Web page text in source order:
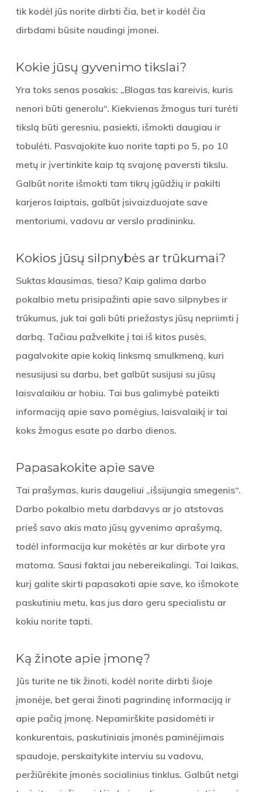
tik kodėl jūs norite dirbti čia, bet ir kodėl čia
dirbdami būsite naudingi įmonei.
Kokie jūsų gyvenimo tikslai?
Yra toks senas posakis: „Blogas tas kareivis, kuris
nenori būti generolu“. Kiekvienas žmogus turi turėti
tikslą būti geresniu, pasiekti, išmokti daugiau ir
tobulėti. Pasvajokite kuo norite tapti po 5, po 10
metų ir įvertinkite kaip tą svajonę paversti tikslu.
Galbūt norite išmokti tam tikrų įgūdžių ir pakilti
karjeros laiptais, galbūt įsivaizduojate save
mentoriumi, vadovu ar verslo pradininku.
Kokios jūsų silpnybės ar trūkumai?
Suktas klausimas, tiesa? Kaip galima darbo
pokalbio metu prisipažinti apie savo silpnybes ir
trūkumus, juk tai gali būti priežastys jūsų nepriimti į
darbą. Tačiau pažvelkite į tai iš kitos pusės,
pagalvokite apie kokią linksmą smulkmeną, kuri
nesusijusi su darbu, bet galbūt susijusi su jūsų
laisvalaikiu ar hobiu. Tai bus galimybė pateikti
informaciją apie savo pomėgius, laisvalaikį ir tai
koks žmogus esate po darbo dienos.
Papasakokite apie save
Tai prašymas, kuris daugeliui „išsijungia smegenis“.
Darbo pokalbio metu darbdavys ar jo atstovas
prieš savo akis mato jūsų gyvenimo aprašymą,
todėl informacija kur mokėtės ar kur dirbote yra
matoma. Sausi faktai jau nebereikalingi. Tai laikas,
kurį galite skirti papasakoti apie save, ko išmokote
paskutiniu metu, kas jus daro geru specialistu ar
kokiu norite tapti.
Ką žinote apie įmonę?
Jūs turite ne tik žinoti, kodėl norite dirbti šioje
įmonėje, bet gerai žinoti pagrindinę informaciją ir
apie pačią įmonę. Nepamirškite pasidomėti ir
konkurentais, paskutiniais įmonės paminėjimais
spaudoje, perskaitykite interviu su vadovu,
peržiūrėkite įmonės socialinius tinklus. Galbūt netgi